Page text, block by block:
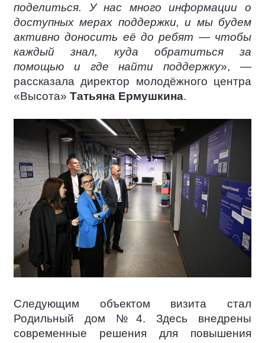
поделиться. У нас много информации о
доступных мерах поддержки, и мы будем
активно доносить её до ребят — чтобы
каждый знал, куда обратиться за
помощью и где найти поддержку», —
рассказала директор молодёжного центра
«Высота» Татьяна Ермушкина.
Следующим объектом визита стал
Родильный дом №4. Здесь внедрены
современные решения для повышения